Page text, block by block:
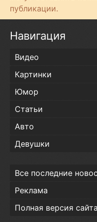
публикации.
Навигация
Видео
Картинки
Юмор
Статьи
Авто
Девушки
Все последние
Реклама
Полная версия сайта